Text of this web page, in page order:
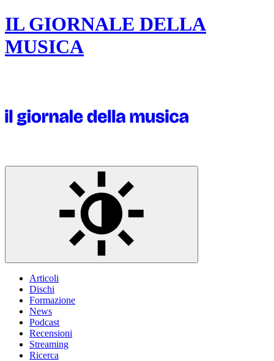
IL GIORNALE DELLA
MUSICA
Articoli
Dischi
Formazione
News
Podcast
Recensioni
Streaming
Ricerca